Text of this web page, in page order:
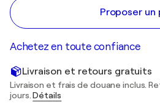
Proposer un
Achetez en toute confiance
Livraison et retours gratuits
Livraison et frais de douane inclus.
jours.Détails